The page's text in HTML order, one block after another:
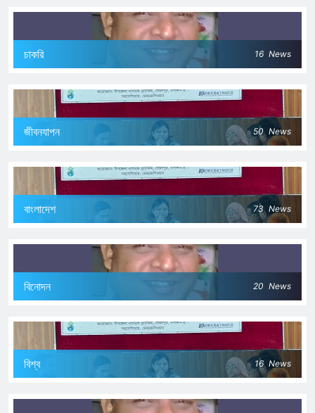
চাকরি 16 News
জীবনযাপন 50 News
বাংলাদেশ 73 News
বিনোদন 20 News
বিশ্ব 16 News